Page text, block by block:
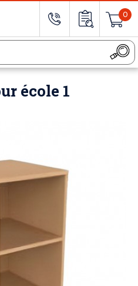
0
école 1